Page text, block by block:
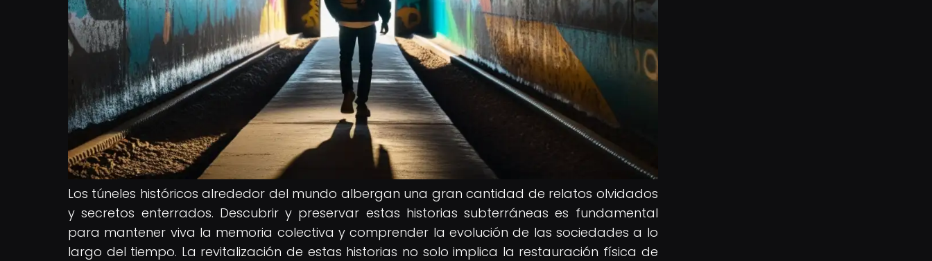
Los túneles históricos alrededor del mundo albergan una gran cantidad de relatos olvidados
y secretos enterrados. Descubrir y preservar estas historias subterráneas es fundamental
para mantener viva la memoria colectiva y comprender la evolución de las sociedades a lo
largo del tiempo. La revitalización de estas historias no solo implica la restauración física de